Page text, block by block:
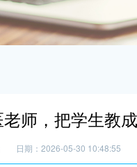
师，把学生教
日期：2026-05-30 10:48:55